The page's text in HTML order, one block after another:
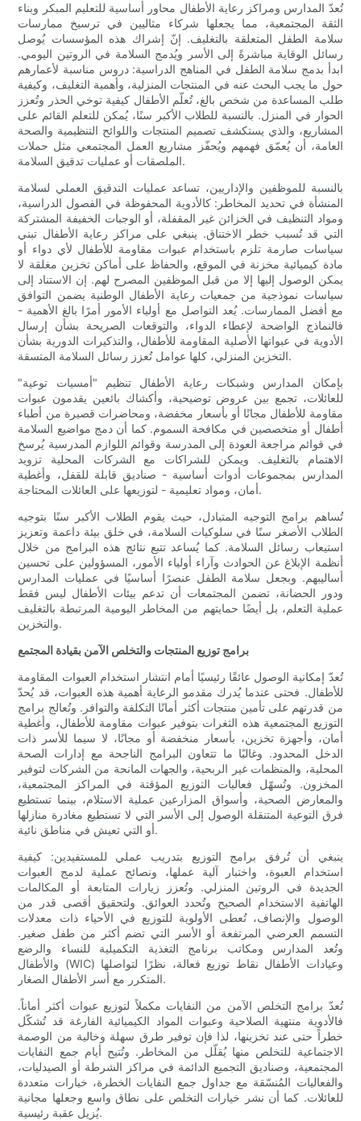
تُعدّ المدارس ومراكز رعاية الأطفال محاور أساسية للتعليم المبكر وبناء
الثقة المجتمعية، مما يجعلها شركاء مثاليين في ترسيخ ممارسات
سلامة الطفل المتعلقة بالتغليف. إنّ إشراك هذه المؤسسات يُوصل
رسائل الوقاية مباشرةً إلى الأسر ويُدمج السلامة في الروتين اليومي.
ابدأ بدمج سلامة الطفل في المناهج الدراسية: دروس مناسبة لأعمارهم
حول ما يجب البحث عنه في المنتجات المنزلية، وأهمية التغليف، وكيفية
طلب المساعدة من شخص بالغ، تُعلّم الأطفال كيفية توخي الحذر وتُعزز
الحوار في المنزل. بالنسبة للطلاب الأكبر سنًا، يُمكن للتعلم القائم على
المشاريع، والذي يستكشف تصميم المنتجات واللوائح التنظيمية والصحة
العامة، أن يُعمّق فهمهم ويُحفّز مشاريع العمل المجتمعي مثل حملات
الملصقات أو عمليات تدقيق السلامة.
بالنسبة للموظفين والإداريين، تساعد عمليات التدقيق العملي لسلامة
المنشأة في تحديد المخاطر: كالأدوية المحفوظة في الفصول الدراسية،
ومواد التنظيف في الخزائن غير المقفلة، أو الوجبات الخفيفة المشتركة
التي قد تُسبب خطر الاختناق. ينبغي على مراكز رعاية الأطفال تبني
سياسات صارمة تلزم باستخدام عبوات مقاومة للأطفال لأي دواء أو
مادة كيميائية مخزنة في الموقع، والحفاظ على أماكن تخزين مغلقة لا
يمكن الوصول إليها إلا من قبل الموظفين المصرح لهم. إن الاستناد إلى
سياسات نموذجية من جمعيات رعاية الأطفال الوطنية يضمن التوافق
مع أفضل الممارسات. يُعد التواصل مع أولياء الأمور أمرًا بالغ الأهمية -
فالنماذج الواضحة لإعطاء الدواء، والتوقعات الصريحة بشأن إرسال
الأدوية في عبواتها الأصلية المقاومة للأطفال، والتذكيرات الدورية بشأن
التخزين المنزلي، كلها عوامل تُعزز رسائل السلامة المتسقة.
بإمكان المدارس وشبكات رعاية الأطفال تنظيم "أمسيات توعية"
للعائلات، تجمع بين عروض توضيحية، وأكشاك بائعين يقدمون عبوات
مقاومة للأطفال مجانًا أو بأسعار مخفضة، ومحاضرات قصيرة من أطباء
أطفال أو متخصصين في مكافحة السموم. كما أن دمج مواضيع السلامة
في قوائم مراجعة العودة إلى المدرسة وقوائم اللوازم المدرسية يُرسخ
الاهتمام بالتغليف. ويمكن للشراكات مع الشركات المحلية تزويد
المدارس بمجموعات أدوات أساسية - صناديق قابلة للقفل، وأغطية
أمان، ومواد تعليمية - لتوزيعها على العائلات المحتاجة.
تُساهم برامج التوجيه المتبادل، حيث يقوم الطلاب الأكبر سنًا بتوجيه
الطلاب الأصغر سنًا في سلوكيات السلامة، في خلق بيئة داعمة وتعزيز
استيعاب رسائل السلامة. كما يُساعد تتبع نتائج هذه البرامج من خلال
أنظمة الإبلاغ عن الحوادث وآراء أولياء الأمور، المسؤولين على تحسين
أساليبهم. وبجعل سلامة الطفل عنصرًا أساسيًا في عمليات المدارس
ودور الحضانة، تضمن المجتمعات أن تدعم بيئات الأطفال ليس فقط
عملية التعلم، بل أيضًا حمايتهم من المخاطر اليومية المرتبطة بالتغليف
والتخزين.
برامج توزيع المنتجات والتخلص الآمن بقيادة المجتمع
تُعدّ إمكانية الوصول عائقًا رئيسيًا أمام انتشار استخدام العبوات المقاومة
للأطفال. فحتى عندما يُدرك مقدمو الرعاية أهمية هذه العبوات، قد يُحدّ
من قدرتهم على تأمين منتجات أكثر أمانًا التكلفة والتوافر. وتُعالج برامج
التوزيع المجتمعية هذه الثغرات بتوفير عبوات مقاومة للأطفال، وأغطية
أمان، وأجهزة تخزين، بأسعار منخفضة أو مجانًا، لا سيما للأسر ذات
الدخل المحدود. وغالبًا ما تتعاون البرامج الناجحة مع إدارات الصحة
المحلية، والمنظمات غير الربحية، والجهات المانحة من الشركات لتوفير
المخزون. وتُسهّل فعاليات التوزيع المؤقتة في المراكز المجتمعية،
والمعارض الصحية، وأسواق المزارعين عملية الاستلام، بينما تستطيع
فرق التوعية المتنقلة الوصول إلى الأسر التي لا تستطيع مغادرة منازلها
أو التي تعيش في مناطق نائية.
ينبغي أن تُرفق برامج التوزيع بتدريب عملي للمستفيدين: كيفية
استخدام العبوة، واختبار آلية عملها، ونصائح عملية لدمج العبوات
الجديدة في الروتين المنزلي. وتُعزز زيارات المتابعة أو المكالمات
الهاتفية الاستخدام الصحيح وتُحدد العوائق. ولتحقيق أقصى قدر من
الوصول والإنصاف، تُعطى الأولوية للتوزيع في الأحياء ذات معدلات
التسمم العرضي المرتفعة أو الأسر التي تضم أكثر من طفل صغير.
وتُعد المدارس ومكاتب برنامج التغذية التكميلية للنساء والرضع
والأطفال (WIC) وعيادات الأطفال نقاط توزيع فعالة، نظرًا لتواصلها
المتكرر مع أسر الأطفال الصغار.
تُعدّ برامج التخلص الآمن من النفايات مكملاً لتوزيع عبوات أكثر أماناً.
فالأدوية منتهية الصلاحية وعبوات المواد الكيميائية الفارغة قد تُشكّل
خطراً حتى عند تخزينها، لذا فإن توفير طرق سهلة وخالية من الوصمة
الاجتماعية للتخلص منها يُقلّل من المخاطر. وتُتيح أيام جمع النفايات
المجتمعية، وصناديق التجميع الدائمة في مراكز الشرطة أو الصيدليات،
والفعاليات المُنسّقة مع جداول جمع النفايات الخطرة، خيارات متعددة
للعائلات. كما أن نشر خيارات التخلص على نطاق واسع وجعلها مجانية
يُزيل عقبة رئيسية.